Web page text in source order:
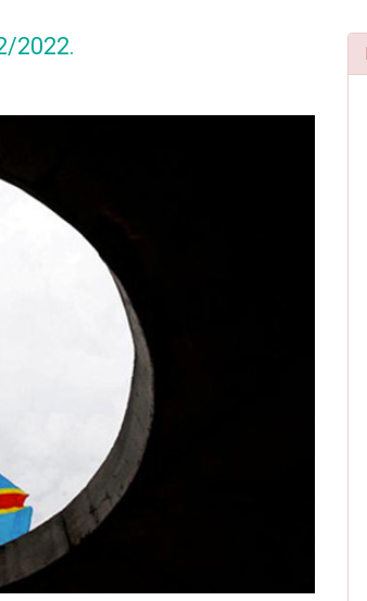
2022.